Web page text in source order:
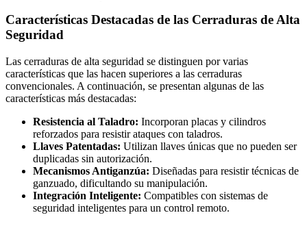
Características Destacadas de las Cerraduras de Alta
Seguridad
Las cerraduras de alta seguridad se distinguen por varias
características que las hacen superiores a las cerraduras
convencionales. A continuación, se presentan algunas de las
características más destacadas:
Resistencia al Taladro: Incorporan placas y cilindros
reforzados para resistir ataques con taladros.
Llaves Patentadas: Utilizan llaves únicas que no pueden ser
duplicadas sin autorización.
Mecanismos Antiganzúa: Diseñadas para resistir técnicas de
ganzuado, dificultando su manipulación.
Integración Inteligente: Compatibles con sistemas de
seguridad inteligentes para un control remoto.